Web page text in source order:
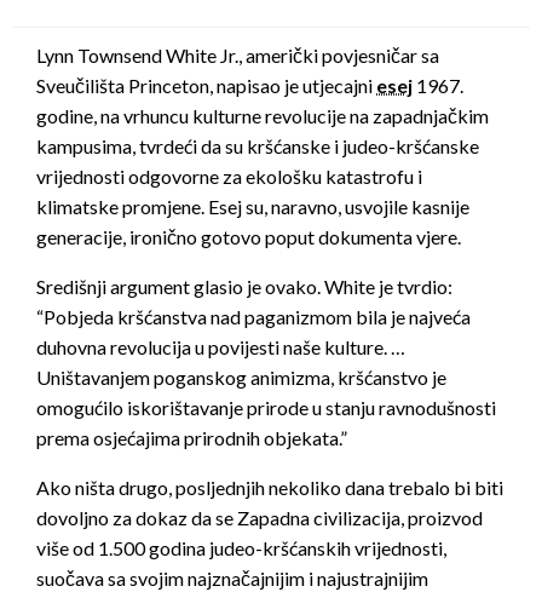
Lynn Townsend White Jr., američki povjesničar sa
Sveučilišta Princeton, napisao je utjecajni esej 1967.
godine, na vrhuncu kulturne revolucije na zapadnjačkim
kampusima, tvrdeći da su kršćanske i judeo-kršćanske
vrijednosti odgovorne za ekološku katastrofu i
klimatske promjene. Esej su, naravno, usvojile kasnije
generacije, ironično gotovo poput dokumenta vjere.
Središnji argument glasio je ovako. White je tvrdio:
“Pobjeda kršćanstva nad paganizmom bila je najveća
duhovna revolucija u povijesti naše kulture. …
Uništavanjem poganskog animizma, kršćanstvo je
omogućilo iskorištavanje prirode u stanju ravnodušnosti
prema osjećajima prirodnih objekata.”
Ako ništa drugo, posljednjih nekoliko dana trebalo bi biti
dovoljno za dokaz da se Zapadna civilizacija, proizvod
više od 1.500 godina judeo-kršćanskih vrijednosti,
suočava sa svojim najznačajnijim i najustrajnijim